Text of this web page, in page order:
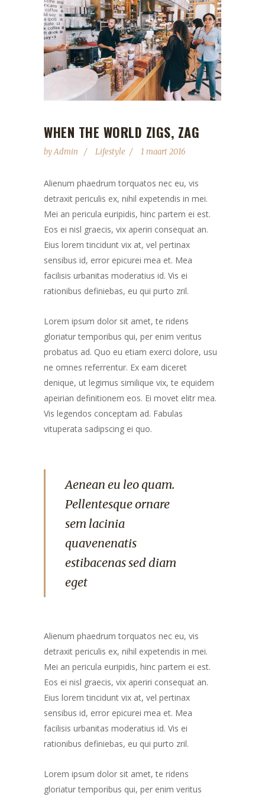
WHEN THE WORLD ZIGS, ZAG
byAdmin Lifestyle 1 maart 2016
Alienum phaedrum torquatos nec eu, vis
detraxit periculis ex, nihil expetendis in mei.
Mei an pericula euripidis, hinc partem ei est.
Eos ei nisl graecis, vix aperiri consequat an.
Eius lorem tincidunt vix at, vel pertinax
sensibus id, error epicurei mea et. Mea
facilisis urbanitas moderatius id. Vis ei
rationibus definiebas, eu qui purto zril.
Lorem ipsum dolor sit amet, te ridens
gloriatur temporibus qui, per enim veritus
probatus ad. Quo eu etiam exerci dolore, usu
ne omnes referrentur. Ex eam diceret
denique, ut legimus similique vix, te equidem
apeirian definitionem eos. Ei movet elitr mea.
Vis legendos conceptam ad. Fabulas
vituperata sadipscing ei quo.
Aenean eu leo quam.
Pellentesque ornare
sem lacinia
quavenenatis
estibacenas sed diam
eget
Alienum phaedrum torquatos nec eu, vis
detraxit periculis ex, nihil expetendis in mei.
Mei an pericula euripidis, hinc partem ei est.
Eos ei nisl graecis, vix aperiri consequat an.
Eius lorem tincidunt vix at, vel pertinax
sensibus id, error epicurei mea et. Mea
facilisis urbanitas moderatius id. Vis ei
rationibus definiebas, eu qui purto zril.
Lorem ipsum dolor sit amet, te ridens
gloriatur temporibus qui, per enim veritus